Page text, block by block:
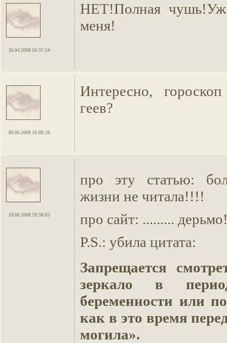
26.04.2008 10:37:54
НЕТ!Полная
меня!
06.06.2008 16:08:26
Интересно,
геев?
18.06.2008 20:58:03
про эту статью:
жизни не читала!!!!
про сайт: .........
P.S.: убила цитата:
Запрещается
зеркало в
беременности или
как в это время
могила».